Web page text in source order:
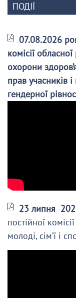
ПОДІЇ
07.08.2026
комісії
охорони
прав учасників
гендерної
23 липня
постійної
молоді, сім’ї і